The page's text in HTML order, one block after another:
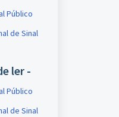
Público
de Sinal
ler -
Público
de Sinal